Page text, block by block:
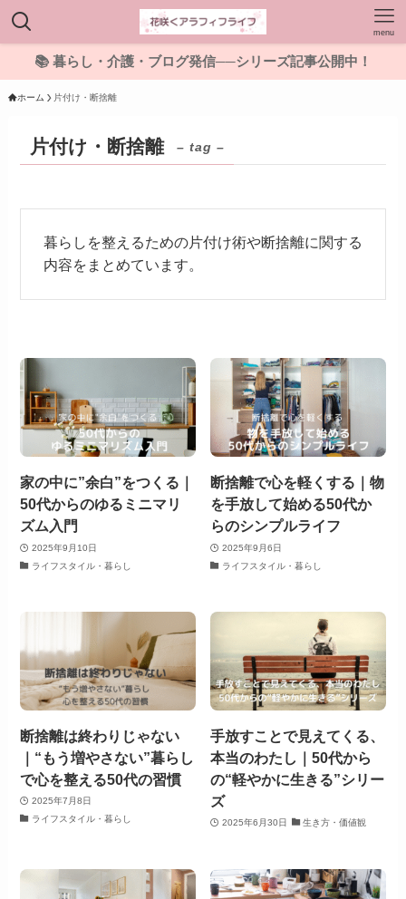
menu
📚 暮らし・介護・ブログ発信──シリーズ記事公開中！
ホーム 片付け・断捨離
片付け・断捨離 – tag –
暮らしを整えるための片付け術や断捨離に関する
内容をまとめています。
家の中に”余白”をつくる｜
50代からのゆるミニマリ
ズム入門
2025年9月10日
ライフスタイル・暮らし
断捨離で心を軽くする｜物
を手放して始める50代か
らのシンプルライフ
2025年9月6日
ライフスタイル・暮らし
断捨離は終わりじゃない
｜“もう増やさない”暮らし
で心を整える50代の習慣
2025年7月8日
ライフスタイル・暮らし
手放すことで見えてくる、
本当のわたし｜50代から
の“軽やかに生きる”シリー
ズ
2025年6月30日 生き方・価値観